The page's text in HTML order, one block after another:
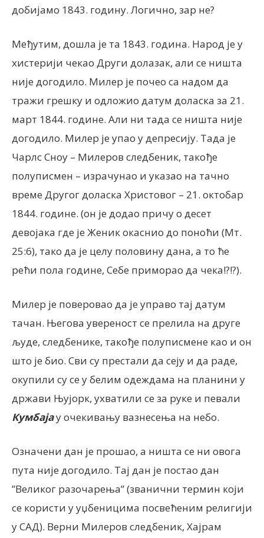
добијамо 1843. годину. Логично, зар не?
Међутим, дошла је та 1843. година. Народ је у
хистерији чекао Други долазак, али се ништа
није догодило. Милер је почео са надом да
тражи грешку и одложио датум доласка за 21.
март 1844. године. Али ни тада се ништа није
догодило. Милер је упао у депресију. Тада је
Чарлс Сноу – Милеров следбеник, такође
полуписмен – израчунао и указао на тачно
време Другог доласка Христовог – 21. октобар
1844. године. (он је додао причу о десет
девојака где је Женик окаснио до поноћи (Мт.
25:6), тако да је целу половину дана, а то ће
рећи пола године, Себе приморао да чека!?!?).
Милер је поверовао да је управо тај датум
тачан. Његова увереност се прелила на друге
људе, следбенике, такође полуписмене као и он
што је био. Сви су престали да сеју и да раде,
окупили су се у белим одеждама на планини у
држави Њујорк, ухватили се за руке и певали
Кумбајау очекивању вазнесења на небо.
Означени дан је прошао, а ништа се ни овога
пута није догодило. Тај дан је постао дан
”Великог разочарења” (званични термин који
се користи у уџбеницима посвећеним религији
у САД). Верни Милеров следбеник, Хајрам